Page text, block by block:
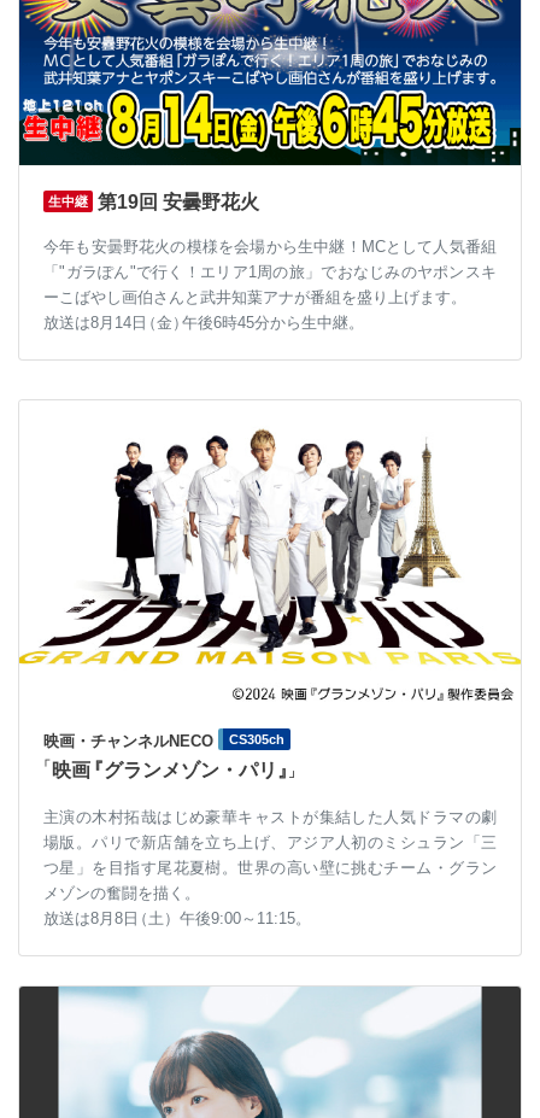
生中継 第19回 安曇野花火
今年も安曇野花火の模様を会場から生中継！MCとして人気番組
「"ガラぽん"で行く！エリア1周の旅」でおなじみのヤポンスキ
ーこばやし画伯さんと武井知葉アナが番組を盛り上げます。
放送は8月14 日（金 ） 午後6時45分から生中継。
映画・チャンネルNECO
CS305ch
「 映画『グランメゾン・パリ 』 」
主演の木村拓哉はじめ豪華キャストが集結した人気ドラマの劇
場版。パリで新店舗を立ち上げ、アジア人初のミシュラン「三
つ星」を目指す尾花夏樹。世界の高い壁に挑むチーム・グラン
メゾンの奮闘を描く。
放送は8月8 日（土）午後9:00～11:15。